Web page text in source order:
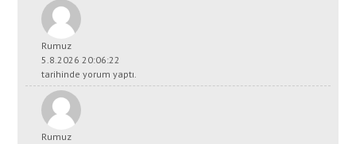
Rumuz
5.8.2026 20:06:22
tarihinde yorum yaptı.
Rumuz